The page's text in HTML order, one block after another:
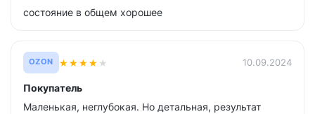
состояние в общем хорошее
OZON ★★★★ ★ 10.09.2024
Покупатель
Маленькая, неглубокая. Но детальная, результат